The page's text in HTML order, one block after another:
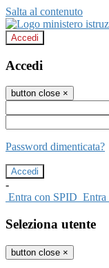
Salta al contenuto
Accedi
Accedi
button close ×
Password dimenticata?
-
Entra con SPID Entra
Seleziona utente
button close ×